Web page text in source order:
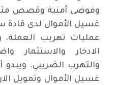
وفوضى أمنية وقصص
غسيل الأموال لدى
عمليات تهريب العملة،
الادخار والاستثمار
والتهرب الضريبي.